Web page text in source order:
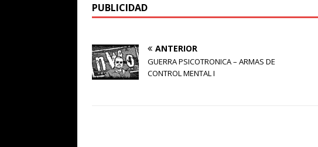
PUBLICIDAD
ANTERIOR
GUERRA PSICOTRONICA – ARMAS DE
CONTROL MENTAL I